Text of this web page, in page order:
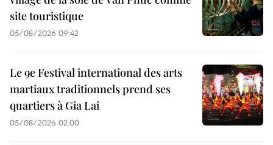
site touristique
05/08/2026 09:42
Le 9e Festival international des arts
martiaux traditionnels prend ses
quartiers à Gia Lai
05/08/2026 02:00